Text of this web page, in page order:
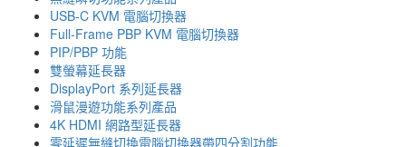
USB-C KVM 電腦切換器
Full-Frame PBP KVM 電腦切換器
PIP/PBP 功能
雙螢幕延長器
DisplayPort 系列延長器
滑鼠漫遊功能系列產品
4K HDMI 網路型延長器
零延遲無縫切換電腦切換器帶四分割功能